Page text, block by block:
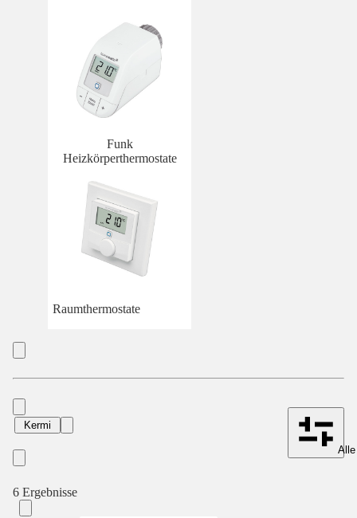
Funk
Heizkörperthermostate
Raumthermostate
Kermi
6 Ergebnisse